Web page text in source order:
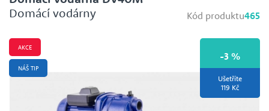
Domácí vodárny
Kód produktu465
-3 %
Ušetříte
119 Kč
AKCE
NÁŠ TIP